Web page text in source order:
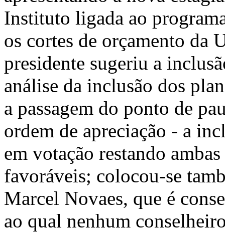
Instituto ligada ao
os cortes de orçamento da
presidente sugeriu a
análise da inclusão dos
a passagem do ponto de
ordem de apreciação - a
em votação restando
favoráveis; colocou-se
Marcel Novaes, que é
ao qual nenhum